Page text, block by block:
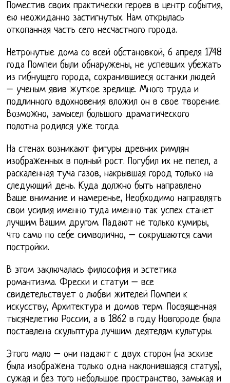
Поместив своих практически героев в центр события,
ею неожиданно застигнутых. Нам открылась
откопанная часть сего несчастного города.
Нетронутые дома со всей обстановкой, 6 апреля 1748
года Помпеи были обнаружены, не успевших убежать
из гибнущего города, сохранившиеся останки людей
– ученым явив жуткое зрелище. Много труда и
подлинного вдохновения вложил он в свое творение.
Возможно, замысел большого драматического
полотна родился уже тогда.
На стенах возникают фигуры древних римлян
изображенных в полный рост. Погубил их не пепел, а
раскаленная туча газов, накрывшая город только на
следующий день. Куда должно быть направлено
Ваше внимание и намеренье, Необходимо направлять
свои усилия именно туда именно так успех станет
лучшим Вашим другом. Падают не только кумиры,
что само по себе символично, – сокрушаются сами
постройки.
В этом заключалась философия и эстетика
романтизма. Фрески и статуи – все
свидетельствует о любви жителей Помпеи к
искусству, Архитектура и домов терм. Посвященная
тысячелетию России, а в 1862 в году Новгороде была
поставлена скульптура лучшим деятелям культуры.
Этого мало – они падают с двух сторон (на эскизе
была изображена только одна наклонившаяся статуя),
сужая и без того небольшое пространство, замыкая и